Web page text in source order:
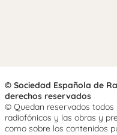
© Sociedad Española de
derechos reservados
© Quedan reservados
radiofónicos y las obras y
como sobre los contenidos